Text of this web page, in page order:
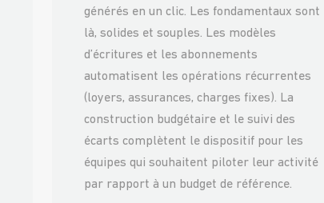
générés en un clic. Les fondamentaux sont
là, solides et souples. Les modèles
d’écritures et les abonnements
automatisent les opérations récurrentes
(loyers, assurances, charges fixes). La
construction budgétaire et le suivi des
écarts complètent le dispositif pour les
équipes qui souhaitent piloter leur activité
par rapport à un budget de référence.